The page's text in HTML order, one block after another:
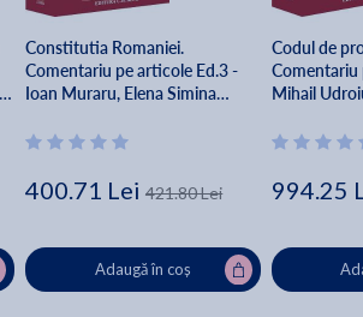
Constitutia Romaniei.
Comentariu pe articole Ed.3 -
Ioan Muraru, Elena Simina
400.71 Lei 421.80 Lei
Adaugă în coș
Codul de
Comentariu
Mihail
994.25